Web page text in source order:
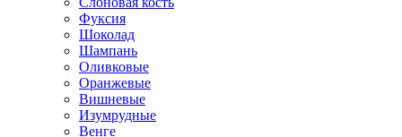
Фуксия
Шоколад
Шампань
Оливковые
Оранжевые
Вишневые
Изумрудные
Венге